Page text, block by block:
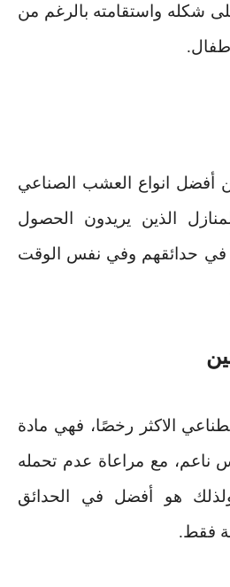
شكله واستقامته بالرغم من
.
من أفضل انواع العشب الصناعي
الذين يريدون الحصول
حدائقهم وفي نفس الوقت
الاكثر رخصًا، فهي مادة
ناعم، مع مراعاة عدم تحمله
هو أفضل في الحدائق
فقط.